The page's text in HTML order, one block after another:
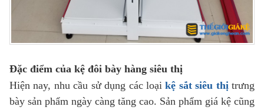
Đặc điểm của kệ đôi bày hàng siêu thị
Hiện nay, nhu cầu sử dụng các loạikệ sắt siêu thịtrưng
bày sản phẩm ngày càng tăng cao. Sản phẩm giá kệ cũng